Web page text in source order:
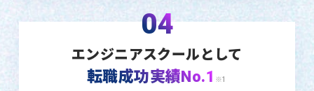
04
エンジニアスクールとして
転職成功実績No.1 ※1